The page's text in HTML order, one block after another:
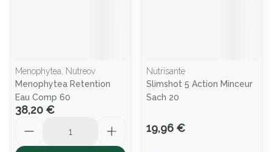
Menophytea, Nutreov
Menophytea Retention
Eau Comp 60
38,20 €
Nutrisante
Slimshot 5 Action Minceur
Sach 20
19,96 €